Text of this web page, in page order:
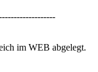
im WEB abgelegt.